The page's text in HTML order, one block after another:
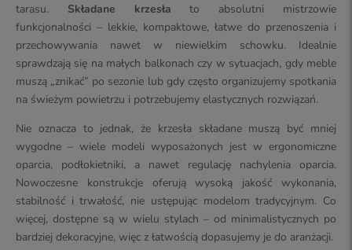
tarasu. Składane krzesła to absolutni mistrzowie
funkcjonalności – lekkie, kompaktowe, łatwe do przenoszenia i
przechowywania nawet w niewielkim schowku. Idealnie
sprawdzają się na małych balkonach czy w sytuacjach, gdy meble
muszą „znikać” po sezonie lub gdy często organizujemy spotkania
na świeżym powietrzu i potrzebujemy elastycznych rozwiązań.
Nie oznacza to jednak, że krzesła składane muszą być mniej
wygodne – wiele modeli wyposażonych jest w ergonomiczne
oparcia, podłokietniki, a nawet regulację nachylenia oparcia.
Nowoczesne konstrukcje oferują wysoką jakość wykonania,
stabilność i trwałość, nie ustępując modelom tradycyjnym. Co
więcej, dostępne są w wielu stylach – od minimalistycznych po
bardziej dekoracyjne, więc z łatwością dopasujemy je do aranżacji.